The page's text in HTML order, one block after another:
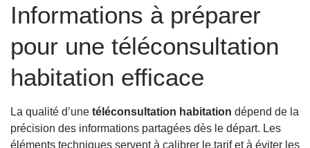
Informations à préparer
pour une téléconsultation
habitation efficace
La qualité d’une téléconsultation habitation dépend de la
précision des informations partagées dès le départ. Les
éléments techniques servent à calibrer le tarif et à éviter les